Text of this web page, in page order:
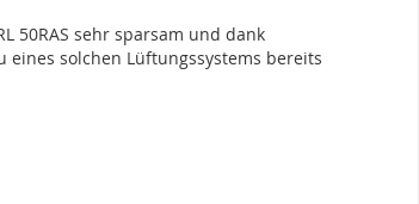
50RAS sehr sparsam und dank
solchen Lüftungssystems bereits